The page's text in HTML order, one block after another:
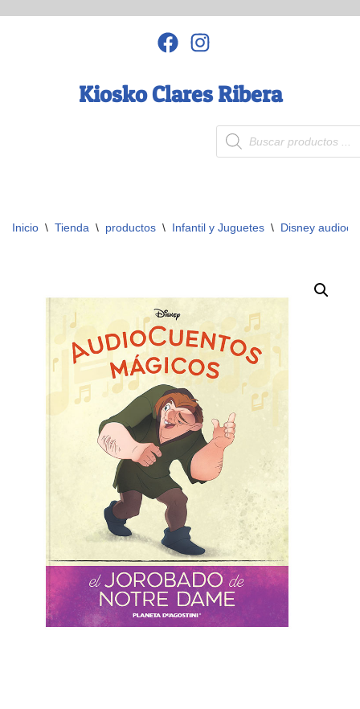
Kiosko Clares Ribera
Inicio \ Tienda \ productos \ Infantil y Juguetes \ Disney